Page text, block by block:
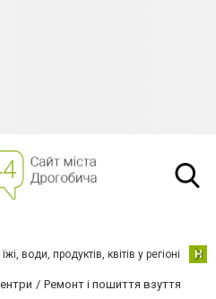
води, продуктів, квітів у регіоні Н
Ремонт і пошиття взуття